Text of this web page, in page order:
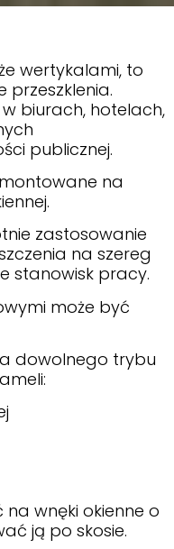
wertykalami, to
przeszklenia.
biurach, hotelach,
publicznej.
na
zastosowanie
na szereg
stanowisk pracy.
może być
dowolnego trybu
wnęki okienne o
ją po skosie.